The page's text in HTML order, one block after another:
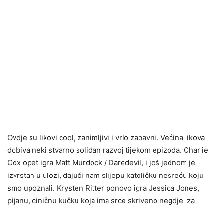
Ovdje su likovi cool, zanimljivi i vrlo zabavni. Većina likova
dobiva neki stvarno solidan razvoj tijekom epizoda. Charlie
Cox opet igra Matt Murdock / Daredevil, i još jednom je
izvrstan u ulozi, dajući nam slijepu katoličku nesreću koju
smo upoznali. Krysten Ritter ponovo igra Jessica Jones,
pijanu, ciničnu kučku koja ima srce skriveno negdje iza